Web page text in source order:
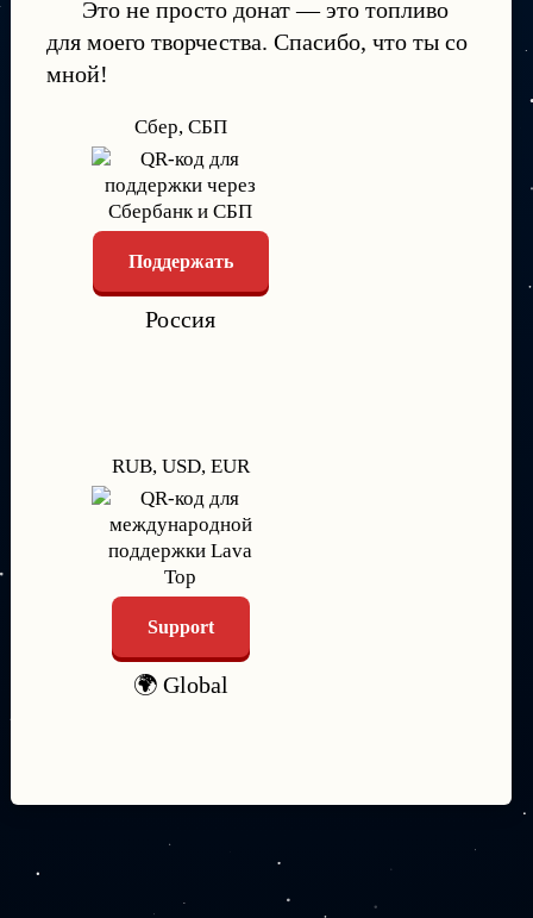
Это не просто донат — это топливо
для моего творчества. Спасибо, что ты со
мной!
Сбер, СБП
Поддержать
Россия
RUB, USD, EUR
Support
🌍 Global